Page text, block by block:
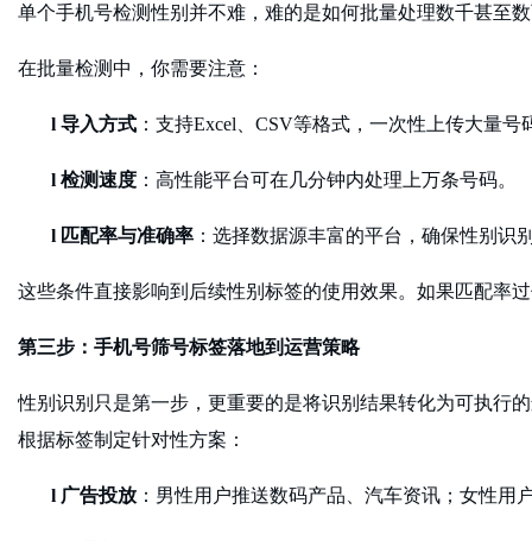
单个手机号检测性别并不难，难的是如何批量处理数千甚至
在批量检测中，你需要注意：
l 导入方式 ：支持Excel、CSV等格式，一次性上传大量号
l 检测速度 ：高性能平台可在几分钟内处理上万条号码。
l 匹配率与准确率 ：选择数据源丰富的平台，确保性别识
这些条件直接影响到后续性别标签的使用效果。如果匹配率
第三步：手机号筛号标签落地到运营策略
性别识别只是第一步，更重要的是将识别结果转化为可执行
根据标签制定针对性方案：
l 广告投放 ：男性用户推送数码产品、汽车资讯；女性用